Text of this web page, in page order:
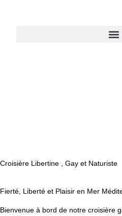
Croisière Libertine , Gay et Naturiste
Fierté, Liberté et Plaisir en Mer
Bienvenue à bord de notre croisière